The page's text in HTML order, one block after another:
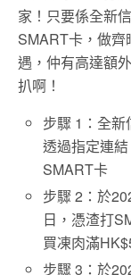
家！只要係全新
SMART卡，做
遇，仲有高達額
扒啊！
步驟 1：全
透過指定連結
SMART卡
步驟 2：於
日，憑渣打
買凍肉滿
步驟 3：於